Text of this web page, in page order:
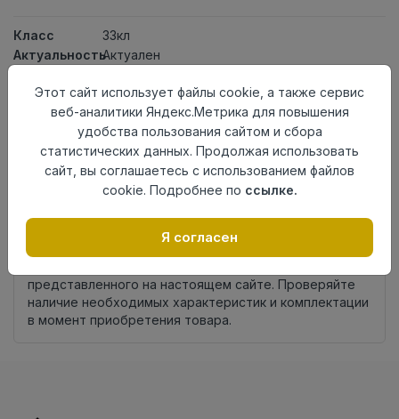
Класс
33кл
АктуальностьАктуален
Размер
доски
1292×193мм
Теплый пол
до +27 градусов
Фаска
4V
Замок
Clic It
представленного на настоящем сайте. Проверяйте
наличие необходимых характеристик и комплектации
в момент приобретения товара.
Этот сайт использует файлы cookie, а также сервис
веб-аналитики Яндекс.Метрика для повышения
удобства пользования сайтом и сбора
статистических данных. Продолжая использовать
сайт, вы соглашаетесь с использованием файлов
cookie. Подробнее по ссылке.
Я согласен